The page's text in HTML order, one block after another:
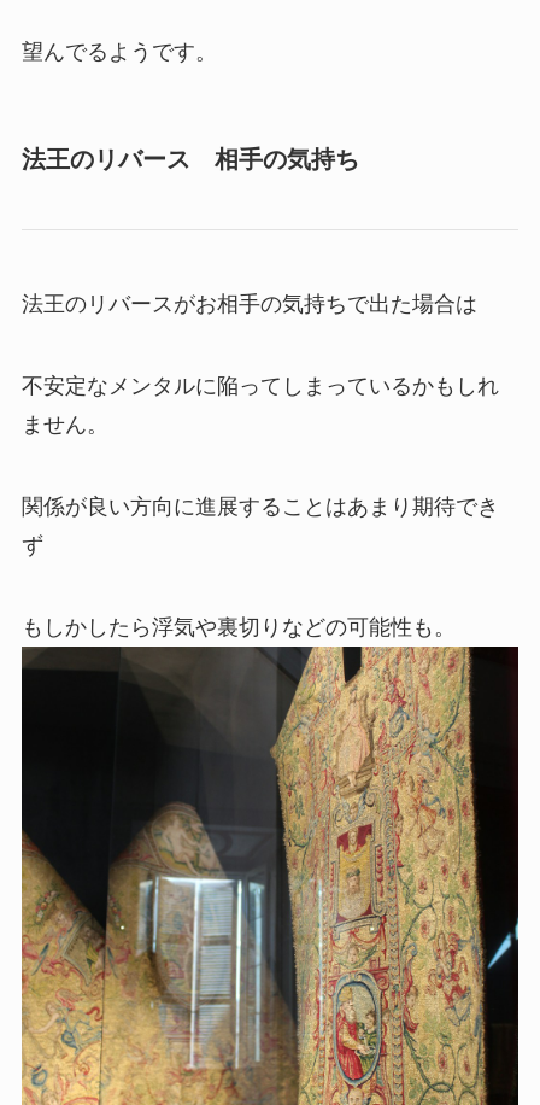
望んでるようです。
法王のリバース 相手の気持ち
法王のリバースがお相手の気持ちで出た場合は
不安定なメンタルに陥ってしまっているかもしれ
ません。
関係が良い方向に進展することはあまり期待でき
ず
もしかしたら浮気や裏切りなどの可能性も。